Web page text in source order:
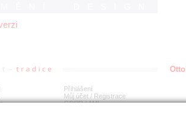
Přihlášení
Můj účet / Registrace
GDPR/AML